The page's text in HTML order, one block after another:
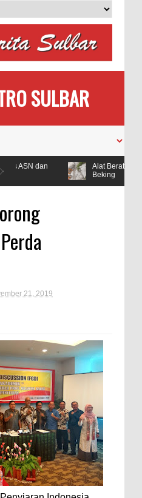
SULBAR
ASN dan
Alat Berat
Beking
21, 2019